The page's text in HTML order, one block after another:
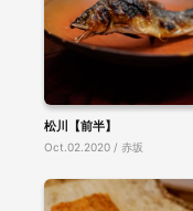
松川【前半】
Oct.02.2020 / 赤坂